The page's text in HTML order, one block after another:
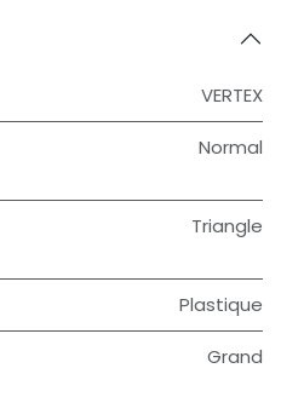
VERTEX
Normal
Triangle
Plastique
Grand